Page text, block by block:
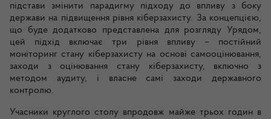
підстави змінити парадигму підходу до впливу з боку
держави на підвищення рівня кіберзахисту. За концепцією,
що буде додатково представлена для розгляду Урядом,
цей підхід включає три рівня впливу – постійний
моніторинг стану кіберзахисту на основі самооцінювання,
заходи з оцінювання стану кіберзахисту, включно з
методом аудиту, і власне самі заходи державного
контролю.
Учасники круглого столу впродовж майже трьох годин в